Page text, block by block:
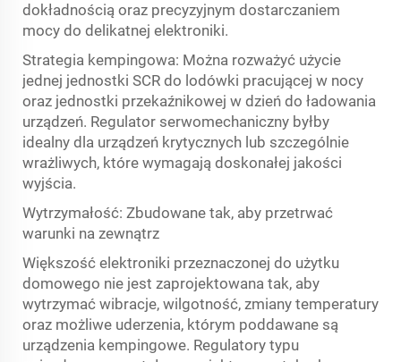
dokładnością oraz precyzyjnym dostarczaniem
mocy do delikatnej elektroniki.
Strategia kempingowa: Można rozważyć użycie
jednej jednostki SCR do lodówki pracującej w nocy
oraz jednostki przekaźnikowej w dzień do ładowania
urządzeń. Regulator serwomechaniczny byłby
idealny dla urządzeń krytycznych lub szczególnie
wrażliwych, które wymagają doskonałej jakości
wyjścia.
Wytrzymałość: Zbudowane tak, aby przetrwać
warunki na zewnątrz
Większość elektroniki przeznaczonej do użytku
domowego nie jest zaprojektowana tak, aby
wytrzymać wibracje, wilgotność, zmiany temperatury
oraz możliwe uderzenia, którym poddawane są
urządzenia kempingowe. Regulatory typu